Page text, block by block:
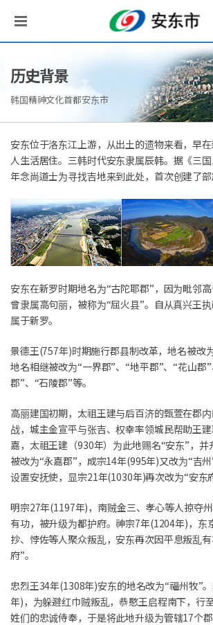
历史背景
韩国精神文化首都安东市
安东位于洛东江上游，从出土的遗物来看，早
人生活居住。三韩时代安东隶属辰韩。据《三
年念尚道士为寻找吉地来到此处，首次创建了部
安东在新罗时期地名为“古陀耶郡”，因为毗邻
曾隶属高句丽，被称为“屈火县”。自从真兴王
属于新罗。
景德王(757年)时期施行郡县制改革，地名被改
地名相继被改为“一界郡”、“地平郡”、“花山郡
郡”、“石陵郡”等。
高丽建国初期，太祖王建与后百济的甄萱在郡
战，城主金宣平与张吉、权幸率领城民帮助王
嘉，太祖王建（930年）为此地赐名“安东”，
被改为“永嘉郡”，成宗14年(995年)又改为“吉
设置安抚使，显宗21年(1030年)再次改为“安东
明宗27年(1197年)，南贼金三、孝心等人掠夺
有功，被升级为都护府。神宗7年(1204年)，东
抄、悖佐等人聚众叛乱，安东再次因平息叛乱
府”。
忠烈王34年(1308年)安东的地名改为“福州牧”
年)，为躲避红巾贼叛乱，恭愍王启程南下，行
姓们的忠诚侍奉，于是将此地升级为管辖17个郡